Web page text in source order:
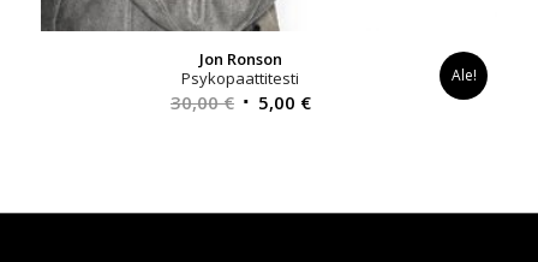
Jon Ronson
Psykopaattitesti
30,00€ Alkuperäinen
5,00 €Nykyinen
Ale!